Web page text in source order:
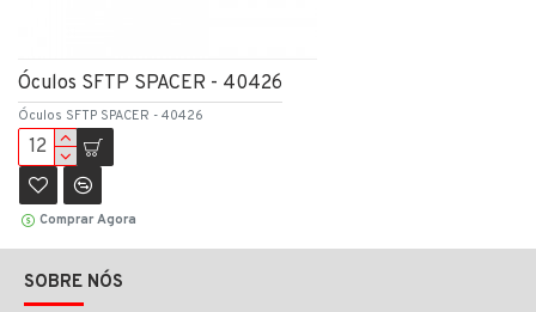
Óculos SFTP SPACER - 40426
Óculos SFTP SPACER - 40426
Comprar Agora
SOBRE NÓS